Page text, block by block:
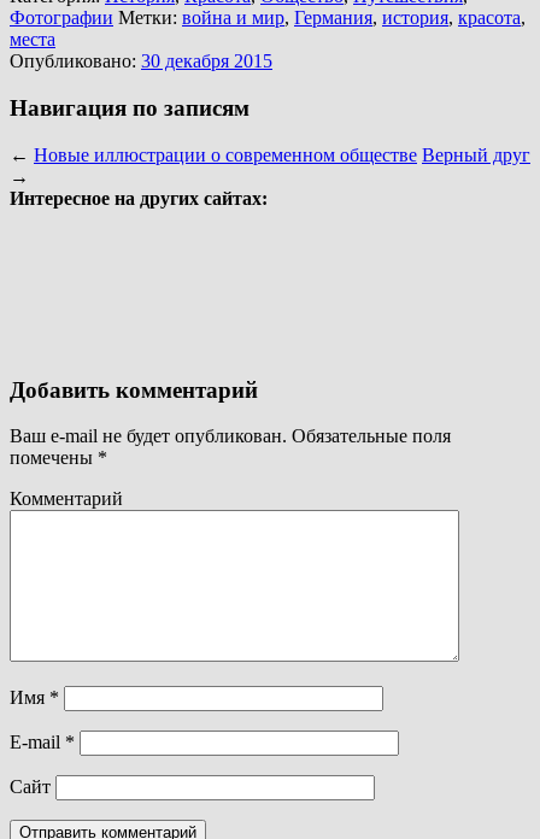
Фотографии Метки: война и мир, Германия, история, красота,
места
Опубликовано: 30 декабря 2015
Навигация по записям
← Новые иллюстрации о современном обществе Верный друг
→
Интересное на других сайтах:
Добавить комментарий
Ваш e-mail не будет опубликован. Обязательные поля
помечены *
Комментарий
Имя *
E-mail *
Сайт